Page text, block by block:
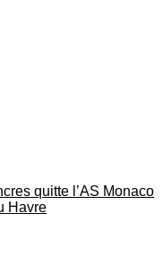
quitte l’AS Monaco
Havre